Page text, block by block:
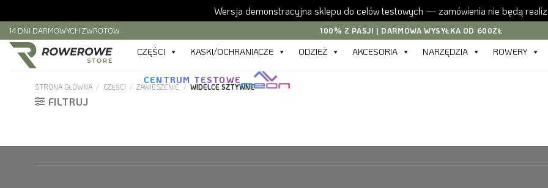
Wersja demonstracyjna sklepu do celów testowych — zamówienia nie będą
Skip
to
content
14 DNI DARMOWYCH ZWROTÓW 100% Z PASJI | DARMOWA WYSYŁKA OD 600ZŁ
CZĘŚCI KASKI/OCHRANIACZE ODZIEŻ AKCESORIA NARZĘDZIA ROWERY
CENTRUM TESTOWE
STRONA GŁÓWNA / CZĘŚCI / ZAWIESZENIE / WIDELCE SZTYWNE
FILTRUJ